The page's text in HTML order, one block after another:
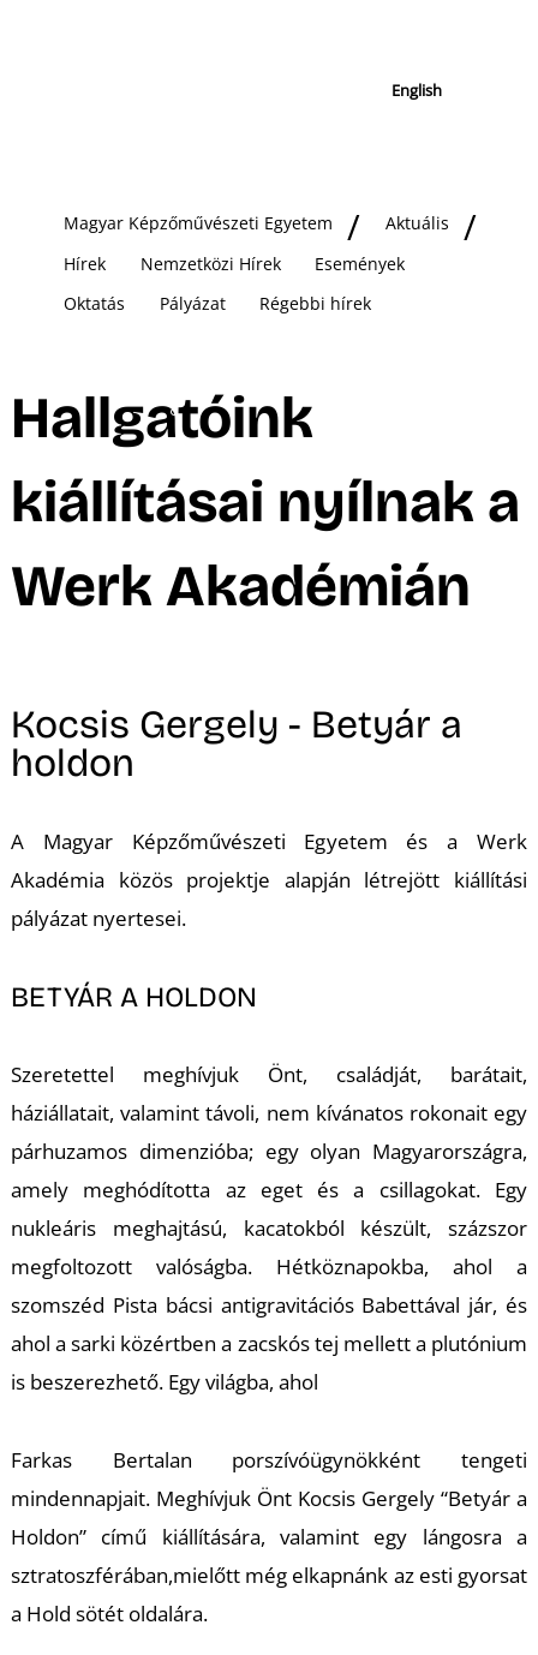
English
Magyar Képzőművészeti Egyetem
Aktuális
Hírek
Nemzetközi Hírek
Események
Oktatás
Pályázat Régebbi hírek
Hallgatóink
kiállításai nyílnak a
Werk Akadémián
Kocsis Gergely - Betyár a
holdon
A Magyar Képzőművészeti Egyetem és a Werk
Akadémia közös projektje alapján létrejött kiállítási
pályázat nyertesei.
BETYÁR A HOLDON
Szeretettel meghívjuk Önt, családját, barátait,
háziállatait, valamint távoli, nem kívánatos rokonait egy
párhuzamos dimenzióba; egy olyan Magyarországra,
amely meghódította az eget és a csillagokat. Egy
nukleáris meghajtású, kacatokból készült, százszor
megfoltozott valóságba. Hétköznapokba, ahol a
szomszéd Pista bácsi antigravitációs Babettával jár, és
ahol a sarki közértben a zacskós tej mellett a plutónium
is beszerezhető. Egy világba, ahol
Farkas Bertalan porszívóügynökként tengeti
mindennapjait. Meghívjuk Önt Kocsis Gergely “Betyár a
Holdon” című kiállítására, valamint egy lángosra a
sztratoszférában,mielőtt még elkapnánk az esti gyorsat
a Hold sötét oldalára.